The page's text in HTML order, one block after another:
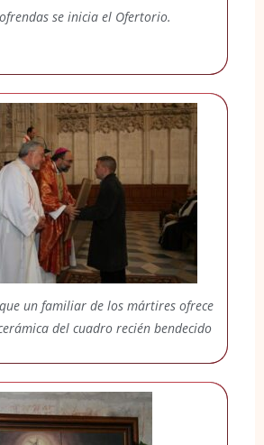
se inicia el Ofertorio.
un familiar de los mártires ofrece
del cuadro recién bendecido